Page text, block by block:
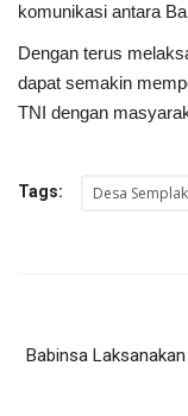
komunikasi antara
Dengan terus
dapat semakin
TNI dengan
Tags: Desa Semplak
Babinsa